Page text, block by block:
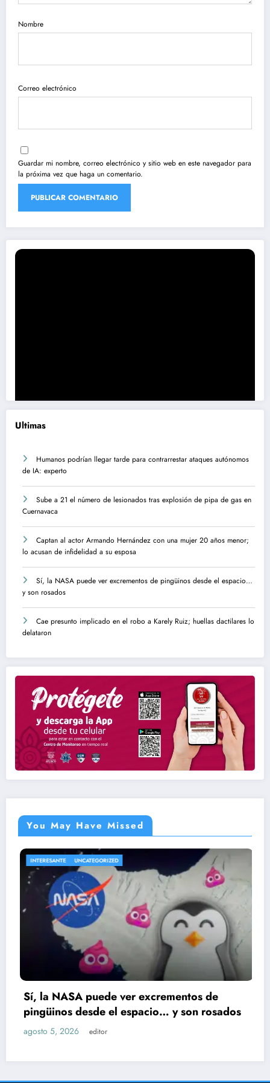
Nombre
Correo electrónico
Guardar mi nombre, correo electrónico y sitio web en este navegador para
la próxima vez que haga un comentario.
Ultimas
Humanos podrían llegar tarde para contrarrestar ataques autónomos
de IA: experto
Sube a 21 el número de lesionados tras explosión de pipa de gas en
Cuernavaca
Captan al actor Armando Hernández con una mujer 20 años menor;
lo acusan de infidelidad a su esposa
Sí, la NASA puede ver excrementos de pingüinos desde el espacio…
y son rosados
Cae presunto implicado en el robo a Karely Ruiz; huellas dactilares lo
delataron
You May Have Missed
UNCATEGORIZED
puede ver excrementos de
desde el espacio… y son rosados
editor
Ruiz;